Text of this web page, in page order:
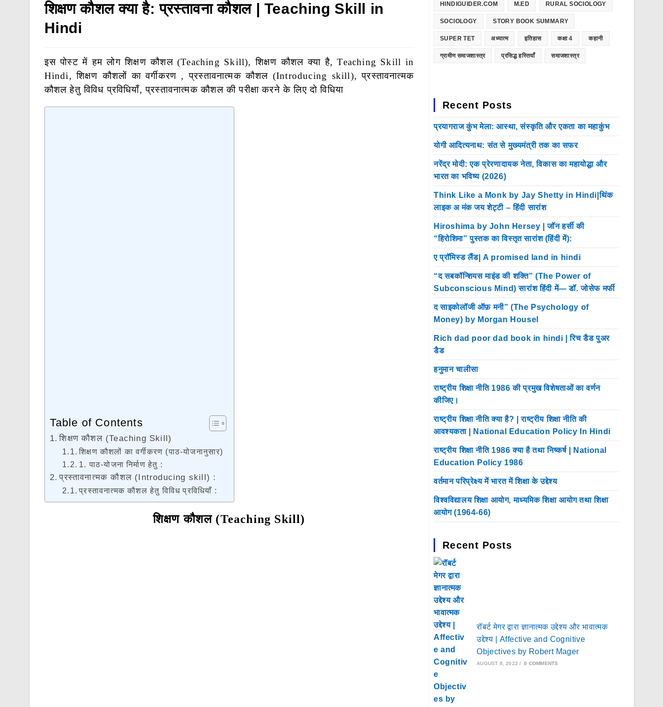
शिक्षण कौशल क्या है: प्रस्तावना कौशल | Teaching Skill in
Hindi
इस पोस्ट में हम लोग शिक्षण कौशल (Teaching Skill), शिक्षण कौशल क्या है, Teaching Skill in
Hindi, शिक्षण कौशलों का वर्गीकरण , प्रस्तावनात्मक कौशल (Introducing skill),प्रस्तावनात्मक
कौशल हेतु विविध प्रविधियाँ, प्रस्तावनात्मक कौशल की परीक्षा करने के लिए दो विधिया
Table of Contents
शिक्षण कौशल (Teaching Skill)
शिक्षण कौशलों का वर्गीकरण (पाठ-योजनानुसार)
1. पाठ-योजना निर्माण हेतु :
प्रस्तावनात्मक कौशल (Introducing skill) :
प्रस्तावनात्मक कौशल हेतु विविध प्रविधियाँ :
शिक्षण कौशल (Teaching Skill)
HINDIGUIDER.COM M.ED RURAL SOCIOLOGY
SOCIOLOGY STORY BOOK SUMMARY
SUPER TET अध्यात्म इतिहास कक्षा 4 कहानी
ग्रामीण समाजशास्त्र प्रसिद्ध हस्तियाँ समाजशास्त्र
Recent Posts
प्रयागराज कुंभ मेला: आस्था, संस्कृति और एकता का महाकुंभ
योगी आदित्यनाथ: संत से मुख्यमंत्री तक का सफर
नरेंद्र मोदी: एक प्रेरणादायक नेता, विकास का महायोद्धा और
भारत का भविष्य (2026)
Think Like a Monk by Jay Shetty in Hindi|थिंक
लाइक अ मंक जय शेट्टी – हिंदी सारांश
Hiroshima by John Hersey | जॉन हर्सी की
“हिरोशिमा” पुस्तक का विस्तृत सारांश (हिंदी में):
ए प्रॉमिस्ड लैंड| A promised land in hindi
“द सबकॉन्शियस माइंड की शक्ति” (The Power of
Subconscious Mind) सारांश हिंदी में— डॉ. जोसेफ मर्फी
द साइकोलॉजी ऑफ़ मनी” (The Psychology of
Money) by Morgan Housel
Rich dad poor dad book in hindi | रिच डैड पुअर
डैड
हनुमान चालीसा
राष्ट्रीय शिक्षा नीति 1986 की प्रमुख विशेषताओं का वर्णन
कीजिए।
राष्ट्रीय शिक्षा नीति क्या है? | राष्ट्रीय शिक्षा नीति की
आवश्यकता | National Education Policy In Hindi
राष्ट्रीय शिक्षा नीति 1986 क्या है तथा निष्कर्ष | National
Education Policy 1986
वर्तमान परिप्रेक्ष्य में भारत में शिक्षा के उद्देश्य
विश्वविद्यालय शिक्षा आयोग, माध्यमिक शिक्षा आयोग तथा शिक्षा
आयोग (1964-66)
Recent Posts
रॉबर्ट मेगर द्वारा ज्ञानात्मक उद्देश्य और भावात्मक
उद्देश्य | Affective and Cognitive
Objectives by Robert Mager
AUGUST 8, 2022 / 0 COMMENTS